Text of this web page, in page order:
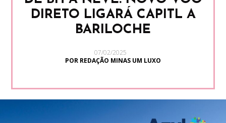
DIRETO LIGARÁ CAPITL A
BARILOCHE
07/02/2025
POR REDAÇÃO MINAS UM LUXO